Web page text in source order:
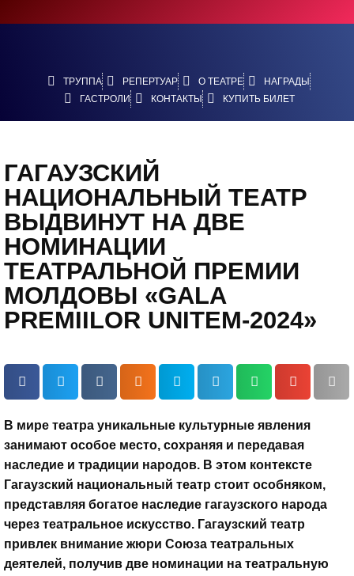
ТРУППА РЕПЕРТУАР О ТЕАТРЕ
НАГРАДЫ
ГАСТРОЛИ
КОНТАКТЫ КУПИТЬ БИЛЕТ
ГАГАУЗСКИЙ
НАЦИОНАЛЬНЫЙ ТЕАТР
ВЫДВИНУТ НА ДВЕ
НОМИНАЦИИ
ТЕАТРАЛЬНОЙ ПРЕМИИ
МОЛДОВЫ «GALA
PREMIILOR UNITEM-2024»
В мире театра уникальные культурные явления
занимают особое место, сохраняя и передавая
наследие и традиции народов. В этом контексте
Гагаузский национальный театр стоит особняком,
представляя богатое наследие гагаузского народа
через театральное искусство. Гагаузский театр
привлек внимание жюри Союза театральных
деятелей, получив две номинации на театральную